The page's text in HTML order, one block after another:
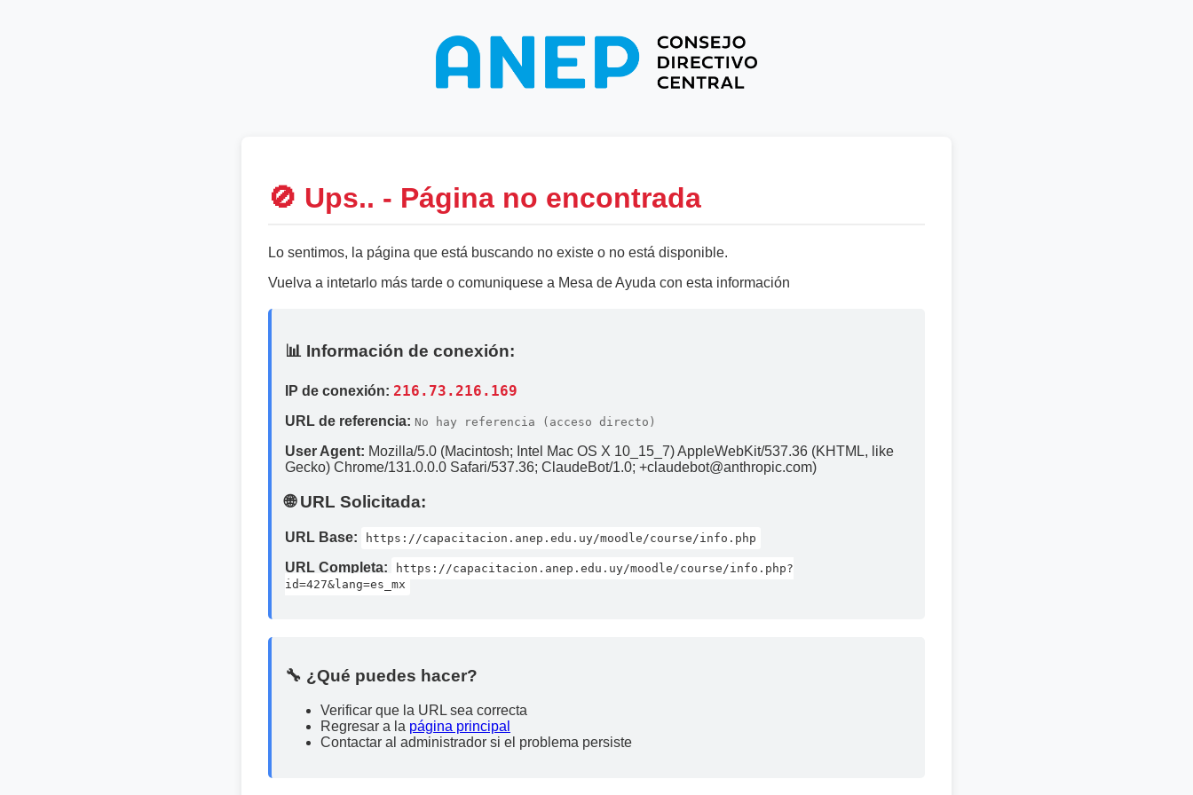
🚫 Ups.. - Página no encontrada
Lo sentimos, la página que está buscando no existe o no está disponible.
Vuelva a intetarlo más tarde o comuniquese a Mesa de Ayuda con esta información
📊 Información de conexión:
IP de conexión: 216.73.216.169
URL de referencia: No hay referencia (acceso directo)
User Agent: Mozilla/5.0 (Macintosh; Intel Mac OS X 10_15_7) AppleWebKit/537.36 (KHTML, like
Gecko) Chrome/131.0.0.0 Safari/537.36; ClaudeBot/1.0; +claudebot@anthropic.com)
🌐 URL Solicitada:
URL Base: https://capacitacion.anep.edu.uy/moodle/course/info.php
URL Completa:
https://capacitacion.anep.edu.uy/moodle/course/info.php?
id=427&lang=es_mx
🔧 ¿Qué puedes hacer?
Verificar que la URL sea correcta
Regresar a la página principal
Contactar al administrador si el problema persiste